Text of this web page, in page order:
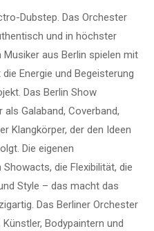
Dubstep. Das Orchester
und in höchster
aus Berlin spielen mit
Energie und Begeisterung
Das Berlin Show
Galaband, Coverband,
Klangkörper, der den Ideen
Die eigenen
die Flexibilität, die
Style – das macht das
Das Berliner Orchester
Bodypaintern und